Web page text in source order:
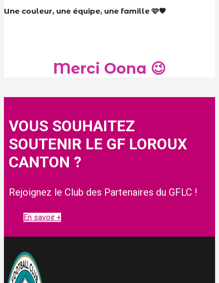
Une couleur, une équipe, une famille 🩷🖤
Merci Oona 😉
VOUS SOUHAITEZ
SOUTENIR LE GF LOROUX
CANTON ?
Rejoignez le Club des Partenaires du GFLC !
En savoir +